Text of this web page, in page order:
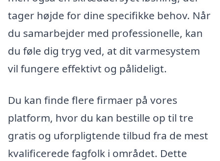
tager højde for dine specifikke behov. Når
du samarbejder med professionelle, kan
du føle dig tryg ved, at dit varmesystem
vil fungere effektivt og pålideligt.
Du kan finde flere firmaer på vores
platform, hvor du kan bestille op til tre
gratis og uforpligtende tilbud fra de mest
kvalificerede fagfolk i området. Dette